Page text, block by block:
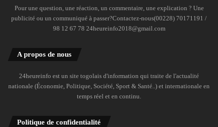
Pour une question, une réaction, un commentaire, une explication ? Une
publicité ou un communiqué à passer?Contactez-nous(00228) 70171191 /
98 12 67 78 24heureinfo2018@gmail.com
A propos de nous
24heureinfo est un site togolais d'information qui traite de l'actualité
nationale (Économie, Politique, Société, Sport & Santé..) et internationale en
temps réel et en continu.
Politique de confidentialité